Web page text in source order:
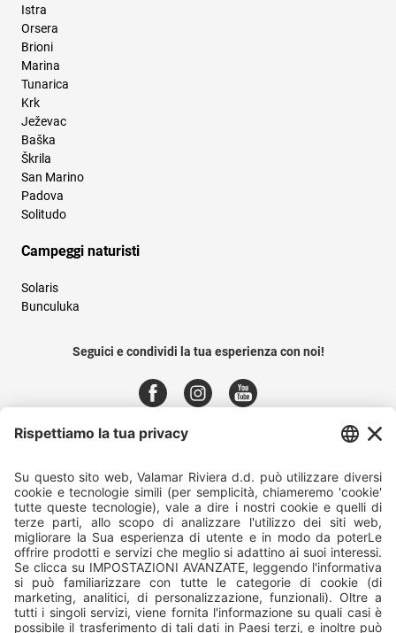
Istra
Orsera
Brioni
Marina
Tunarica
Krk
Ježevac
Baška
Škrila
San Marino
Padova
Solitudo
Campeggi naturisti
Solaris
Bunculuka
Seguici e condividi la tua esperienza con noi!